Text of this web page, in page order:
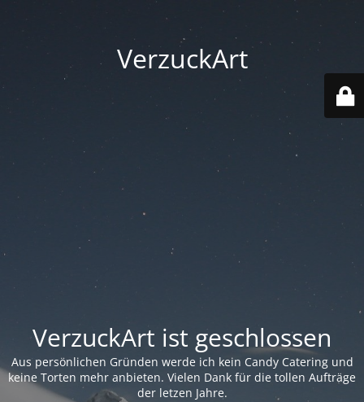
VerzuckArt
VerzuckArt ist geschlossen
Aus persönlichen Gründen werde ich kein Candy Catering und
keine Torten mehr anbieten. Vielen Dank für die tollen Aufträge
der letzen Jahre.